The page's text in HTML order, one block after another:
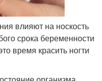
влияют на носкость
срока беременности
время красить ногти